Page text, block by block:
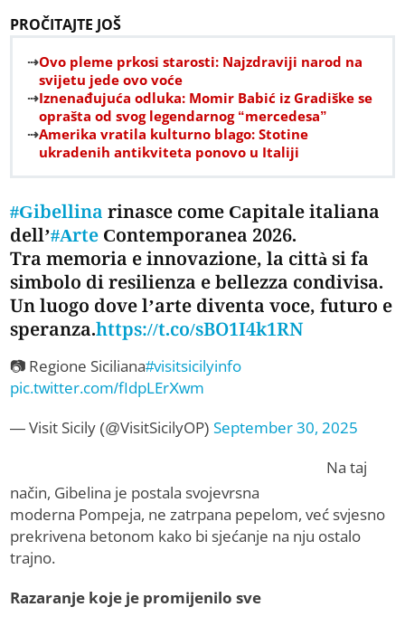
PROČITAJTE JOŠ
Ovo pleme prkosi starosti: Najzdraviji narod na
svijetu jede ovo voće
Iznenađujuća odluka: Momir Babić iz Gradiške se
oprašta od svog legendarnog “mercedesa”
Amerika vratila kulturno blago: Stotine
ukradenih antikviteta ponovo u Italiji
#Gibellina rinasce come Capitale italiana
dell’#Arte Contemporanea 2026.
Tra memoria e innovazione, la città si fa
simbolo di resilienza e bellezza condivisa.
Un luogo dove l’arte diventa voce, futuro e
speranza.https://t.co/sBO1I4k1RN
📷 Regione Siciliana#visitsicilyinfo
pic.twitter.com/fIdpLErXwm
— Visit Sicily (@VisitSicilyOP)September 30, 2025
Na taj
način, Gibelina je postala svojevrsna
moderna Pompeja, ne zatrpana pepelom, već svjesno
prekrivena betonom kako bi sjećanje na nju ostalo
trajno.
Razaranje koje je promijenilo sve